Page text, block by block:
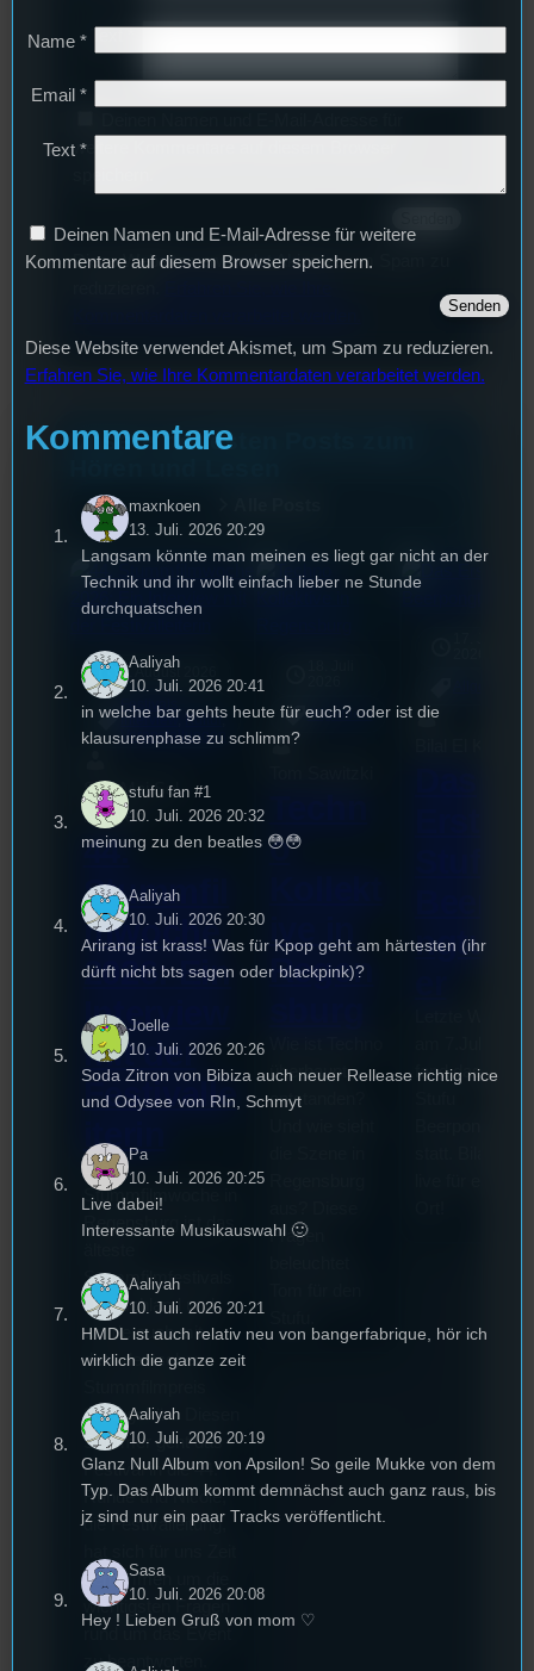
weitere Kommentare auf diesem Browser
Diese Website verwendet Akismet, um Spam zu
Unsere neuesten Posts zum
3. August 2026
Festivals
Interview, Kultur ,
Veranstaltungen
Sao-Mai Sol
Nguyen
44.
Stummfil
mwoche
2026: Ein
Interview
mit der
Festivalle
iterin
Die
Stummfilmwoche in
Regensburg ist das
Stummfilmfestivals
Deutschland und
wurde auch mit
dem deutschen
2022 gekürt. Diesen
Sommer geht das
Festival in die 44.
Runde und Nicole,
die Festivalleitung,
genommen um die
wichtigsten Fragen
rund um das Event
zu beantworten.
Allgemein
o
ive in
Regen
überhaupt
entstanden?
Fragen
ngturni
fand das erste
Name *
Email *
Text *
Deinen Namen und E-Mail-Adresse für weitere
Kommentare auf diesem Browser speichern.
Diese Website verwendet Akismet, um Spam zu reduzieren.
Erfahren Sie, wie Ihre Kommentardaten verarbeitet werden.
Kommentare
maxnkoen
13. Juli. 2026 20:29
Langsam könnte man meinen es liegt gar nicht an der
Technik und ihr wollt einfach lieber ne Stunde
durchquatschen
Aaliyah
10. Juli. 2026 20:41
in welche bar gehts heute für euch? oder ist die
klausurenphase zu schlimm?
stufu fan #1
10. Juli. 2026 20:32
meinung zu den beatles 😳😳
Aaliyah
10. Juli. 2026 20:30
Arirang ist krass! Was für Kpop geht am härtesten (ihr
dürft nicht bts sagen oder blackpink)?
Joelle
10. Juli. 2026 20:26
Soda Zitron von Bibiza auch neuer Rellease richtig nice
und Odysee von RIn, Schmyt
Pa
10. Juli. 2026 20:25
Live dabei!
Interessante Musikauswahl 🙂
Aaliyah
10. Juli. 2026 20:21
HMDL ist auch relativ neu von bangerfabrique, hör ich
wirklich die ganze zeit
Aaliyah
10. Juli. 2026 20:19
Glanz Null Album von Apsilon! So geile Mukke von dem
Typ. Das Album kommt demnächst auch ganz raus, bis
jz sind nur ein paar Tracks veröffentlicht.
Sasa
10. Juli. 2026 20:08
Hey ! Lieben Gruß von mom ♡